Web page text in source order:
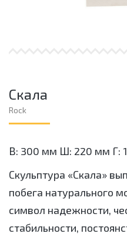
Скала
Rock
В: 300 мм Ш: 220 мм Г:
Скульптура «Скала»
побега натурального
символ надежности,
стабильности,